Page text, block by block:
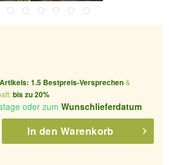
1.5 Bestpreis-Versprechen&
bis zu 20%
oder zum Wunschlieferdatum
In den Warenkorb